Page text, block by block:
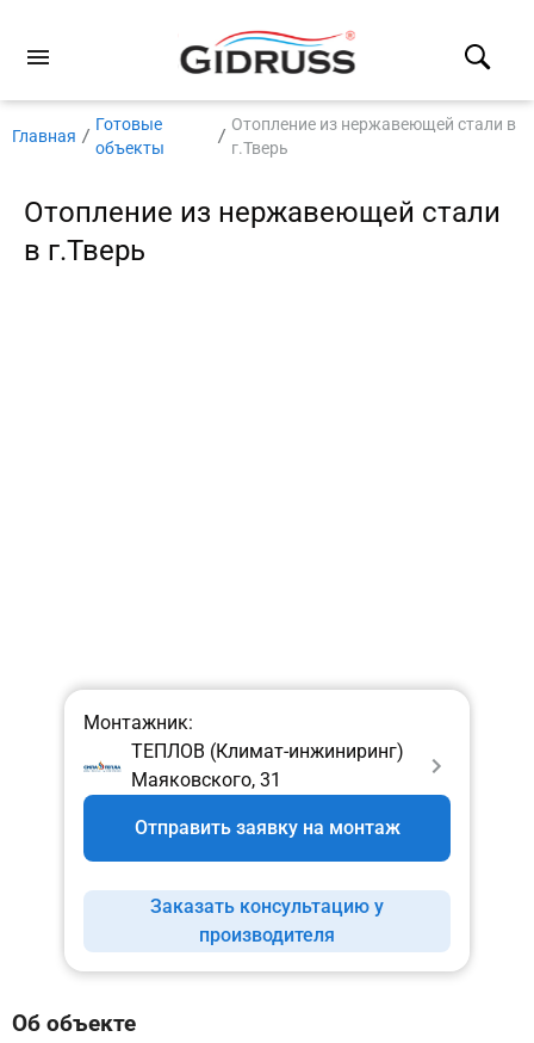
Главная
Готовые
объекты
Отопление из нержавеющей стали в
г.Тверь
Отопление из нержавеющей стали
в г.Тверь
Монтажник:
ТЕПЛОВ (Климат-инжиниринг)
Маяковского, 31
Отправить заявку на монтаж
Заказать консультацию у
производителя
Об объекте